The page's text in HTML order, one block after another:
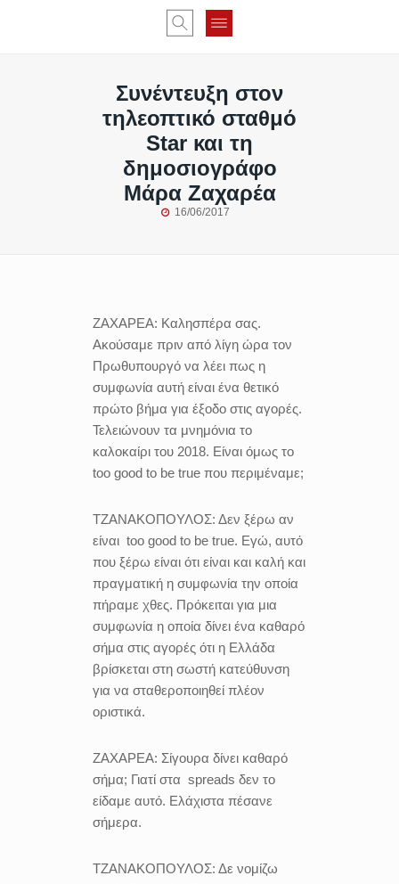
Συνέντευξη στον
τηλεοπτικό σταθμό
Star και τη
δημοσιογράφο
Μάρα Ζαχαρέα
16/06/2017
ΖΑΧΑΡΕΑ: Καλησπέρα σας.
Ακούσαμε πριν από λίγη ώρα τον
Πρωθυπουργό να λέει πως η
συμφωνία αυτή είναι ένα θετικό
πρώτο βήμα για έξοδο στις αγορές.
Τελειώνουν τα μνημόνια το
καλοκαίρι του 2018. Είναι όμως το
too good to be true που περιμέναμε;
ΤΖΑΝΑΚΟΠΟΥΛΟΣ: Δεν ξέρω αν
είναι too good to be true. Εγώ, αυτό
που ξέρω είναι ότι είναι και καλή και
πραγματική η συμφωνία την οποία
πήραμε χθες. Πρόκειται για μια
συμφωνία η οποία δίνει ένα καθαρό
σήμα στις αγορές ότι η Ελλάδα
βρίσκεται στη σωστή κατεύθυνση
για να σταθεροποιηθεί πλέον
οριστικά.
ΖΑΧΑΡΕΑ: Σίγουρα δίνει καθαρό
σήμα; Γιατί στα spreads δεν το
είδαμε αυτό. Ελάχιστα πέσανε
σήμερα.
ΤΖΑΝΑΚΟΠΟΥΛΟΣ: Δε νομίζω